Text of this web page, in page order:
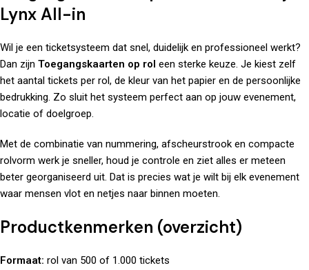
Lynx All-in
Wil je een ticketsysteem dat snel, duidelijk en professioneel werkt?
Dan zijn Toegangskaarten op rol een sterke keuze. Je kiest zelf
het aantal tickets per rol, de kleur van het papier en de persoonlijke
bedrukking. Zo sluit het systeem perfect aan op jouw evenement,
locatie of doelgroep.
Met de combinatie van nummering, afscheurstrook en compacte
rolvorm werk je sneller, houd je controle en ziet alles er meteen
beter georganiseerd uit. Dat is precies wat je wilt bij elk evenement
waar mensen vlot en netjes naar binnen moeten.
Productkenmerken (overzicht)
Formaat: rol van 500 of 1.000 tickets